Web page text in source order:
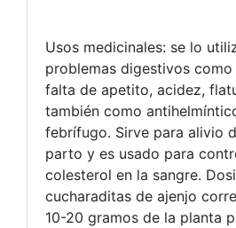
Usos medicinales: se lo
problemas digestivos
falta de apetito, acidez,
también como
febrífugo. Sirve para alivio
parto y es usado para
colesterol en la sangre.
cucharaditas de ajenjo
10-20 gramos de la planta